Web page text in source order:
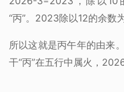
“丙”。2023除以12的余数
所以这就是丙午年的由来
干“丙”在五行中属火，